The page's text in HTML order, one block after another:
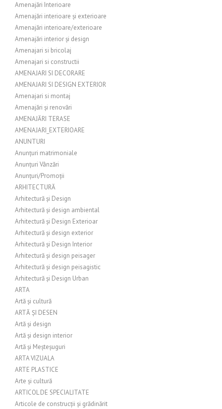
Amenajări Interioare
Amenajări interioare și exterioare
Amenajări interioare/exterioare
Amenajări interior și design
Amenajari si bricolaj
Amenajari si constructii
AMENAJARI SI DECORARE
AMENAJARI SI DESIGN EXTERIOR
Amenajari si montaj
Amenajări și renovări
AMENAJĂRI TERASE
AMENAJARI_EXTERIOARE
ANUNTURI
Anunțuri matrimoniale
Anunțuri Vânzări
Anunțuri/Promoții
ARHITECTURĂ
Arhitectură și Design
Arhitectură și design ambiental
Arhitectură și Design Exterioar
Arhitectură și design exterior
Arhitectură și Design Interior
Arhitectură și design peisager
Arhitectură și design peisagistic
Arhitectură și Design Urban
ARTA
Artă și cultură
ARTĂ ȘI DESEN
Artă și design
Artă și design interior
Artă și Meșteșuguri
ARTA VIZUALA
ARTE PLASTICE
Arte și cultură
ARTICOL DE SPECIALITATE
Articole de construcții și grădinărit